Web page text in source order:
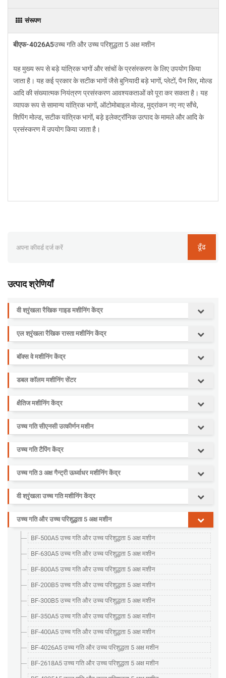
संरूपण
बीएफ-4026A5उच्च गति और उच्च परिशुद्धता 5 अक्ष मशीन
यह मुख्य रूप से बड़े यांत्रिक भागों और सांचों के प्रसंस्करण के लिए उपयोग किया
जाता है। यह कई प्रकार के सटीक भागों जैसे बुनियादी बड़े भागों, प्लेटों, पैन सिर, मोल्ड
आदि की संख्यात्मक नियंत्रण प्रसंस्करण आवश्यकताओं को पूरा कर सकता है। यह
व्यापक रूप से सामान्य यांत्रिक भागों, ऑटोमोबाइल मोल्ड, मुद्रांकन नए नए साँचे,
शिपिंग मोल्ड, सटीक यांत्रिक भागों, बड़े इलेक्ट्रॉनिक उत्पाद के मामले और आदि के
प्रसंस्करण में उपयोग किया जाता है।
ढूँढ
उत्पाद श्रेणियाँ
वी श्रृंखला रैखिक गाइड मशीनिंग केंद्र
एल श्रृंखला रैखिक रास्ता मशीनिंग केंद्र
बॉक्स वे मशीनिंग केंद्र
डबल कॉलम मशीनिंग सेंटर
क्षैतिज मशीनिंग केंद्र
उच्च गति सीएनसी उत्कीर्णन मशीन
उच्च गति टैपिंग केंद्र
उच्च गति 3 अक्ष गैन्ट्री ऊर्ध्वाधर मशीनिंग केंद्र
वी श्रृंखला उच्च गति मशीनिंग केंद्र
उच्च गति और उच्च परिशुद्धता 5 अक्ष मशीन
BF-500A5 उच्च गति और उच्च परिशुद्धता 5 अक्ष मशीन
BF-630A5 उच्च गति और उच्च परिशुद्धता 5 अक्ष मशीन
BF-800A5 उच्च गति और उच्च परिशुद्धता 5 अक्ष मशीन
BF-200B5 उच्च गति और उच्च परिशुद्धता 5 अक्ष मशीन
BF-300B5 उच्च गति और उच्च परिशुद्धता 5 अक्ष मशीन
BF-350A5 उच्च गति और उच्च परिशुद्धता 5 अक्ष मशीन
BF-400A5 उच्च गति और उच्च परिशुद्धता 5 अक्ष मशीन
BF-4026A5 उच्च गति और उच्च परिशुद्धता 5 अक्ष मशीन
BF-2618A5 उच्च गति और उच्च परिशुद्धता 5 अक्ष मशीन